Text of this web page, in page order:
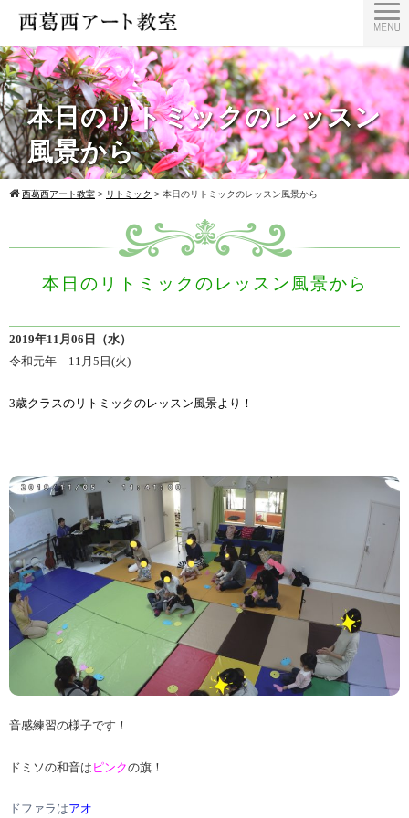
本日のリトミックのレッスン
風景から
西葛西アート教室 > リトミック > 本日のリトミックのレッスン風景から
本日のリトミックのレッスン風景から
2019年11月06日（水）
令和元年 11月5日(火)
3歳クラスのリトミックのレッスン風景より！
音感練習の様子です！
ドミソの和音は ピンクの旗！
ドファラはアオ